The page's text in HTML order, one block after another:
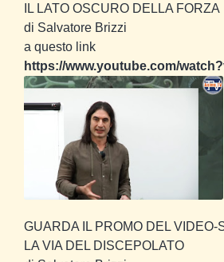
IL LATO OSCURO DELLA FORZA
di Salvatore Brizzi
a questo link
https://www.youtube.com/
GUARDA IL PROMO DEL VIDEO-
LA VIA DEL DISCEPOLATO